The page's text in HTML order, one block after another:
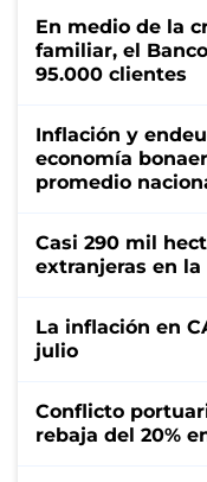
En medio de la
familiar, el
95.000 clientes
Inflación y
economía
promedio
Casi 290 mil
extranjeras en
La inflación en
julio
Conflicto
rebaja del 20%